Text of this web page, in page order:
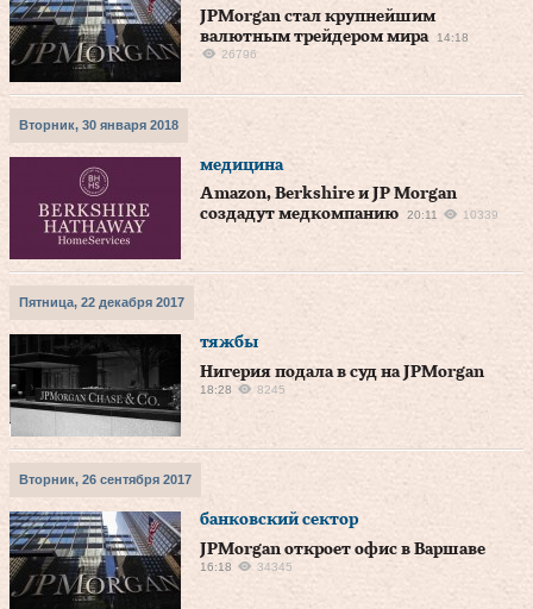
JPMorgan стал крупнейшим
валютным трейдером мира
14:18
26796
Вторник, 30 января 2018
медицина
Amazon, Berkshire и JP Morgan
создадут медкомпанию
20:11 10339
Пятница, 22 декабря 2017
тяжбы
Нигерия подала в суд на JPMorgan
18:28 8245
Вторник, 26 сентября 2017
банковский сектор
JPMorgan откроет офис в Варшаве
16:18 34345